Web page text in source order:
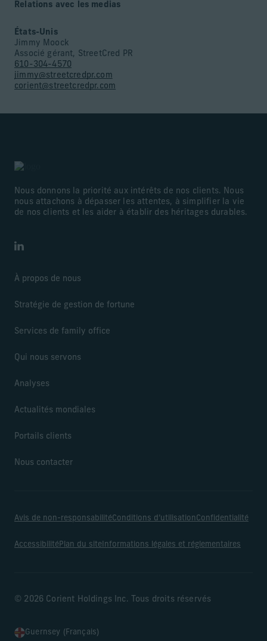
Relations avec les medias
États-Unis
Jimmy Moock
Associé gérant, StreetCred PR
610-304-4570
jimmy@streetcredpr.com
corient@streetcredpr.com
Nous donnons la priorité aux intérêts de nos clients. Nous
nous attachons à dépasser les attentes, à simplifier la vie
de nos clients et les aider à établir des héritages durables.
LinkedIn
À propos de nous
Stratégie de gestion de fortune
Services de family office
Qui nous servons
Analyses
Actualités mondiales
Portails clients
Nous contacter
Avis de non-responsabilitéConditions d’utilisationConfidentialité
AccessibilitéPlan du site Informations légales et réglementaires
© 2026 Corient Holdings Inc. Tous droits réservés
Guernsey (Français)